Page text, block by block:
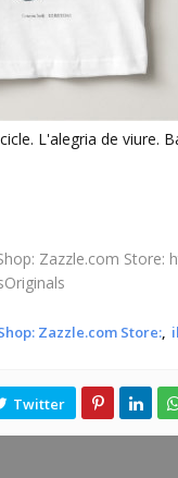
L'alegria de viure.
Zazzle.com Store:
Zazzle.com Store: